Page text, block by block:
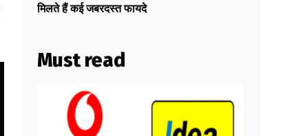
मिलते हैं कई जबरदस्त फायदे
Must read